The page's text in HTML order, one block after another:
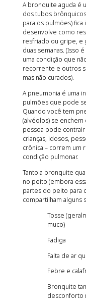
A bronquite aguda é
dos tubos
para os pulmões)
desenvolve como
resfriado ou gripe, e
duas semanas. (Isso
uma condição que
recorrente e outros
mas não curados).
A pneumonia é uma
pulmões que pode
Quando você tem
(alvéolos) se
pessoa pode
crianças, idosos,
crônica – correm um
condição pulmonar.
Tanto a bronquite
no peito (embora
partes do peito para
compartilham alguns
Tosse
muco)
Fadiga
Falta de ar
Febre e
Bronquite
desconforto